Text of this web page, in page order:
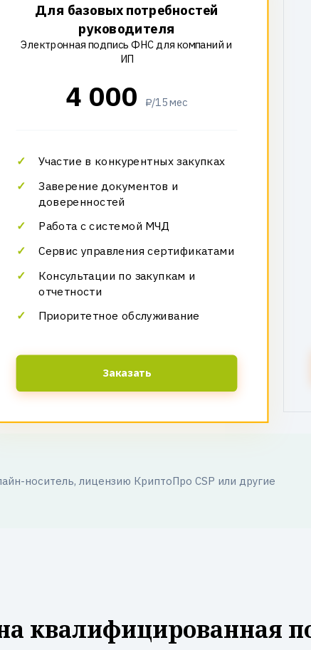
Для базовых потребностей
руководителя
Электронная подпись ФНС для компаний и
ИП
4 000 ₽/15 мес
Участие в конкурентных закупках
Заверение документов и
доверенностей
Работа с системой МЧД
Сервис управления сертификатами
Консультации по закупкам и
отчетности
Приоритетное обслуживание
Заказать
носитель, лицензию КриптоПро CSP или другие
квалифицированная